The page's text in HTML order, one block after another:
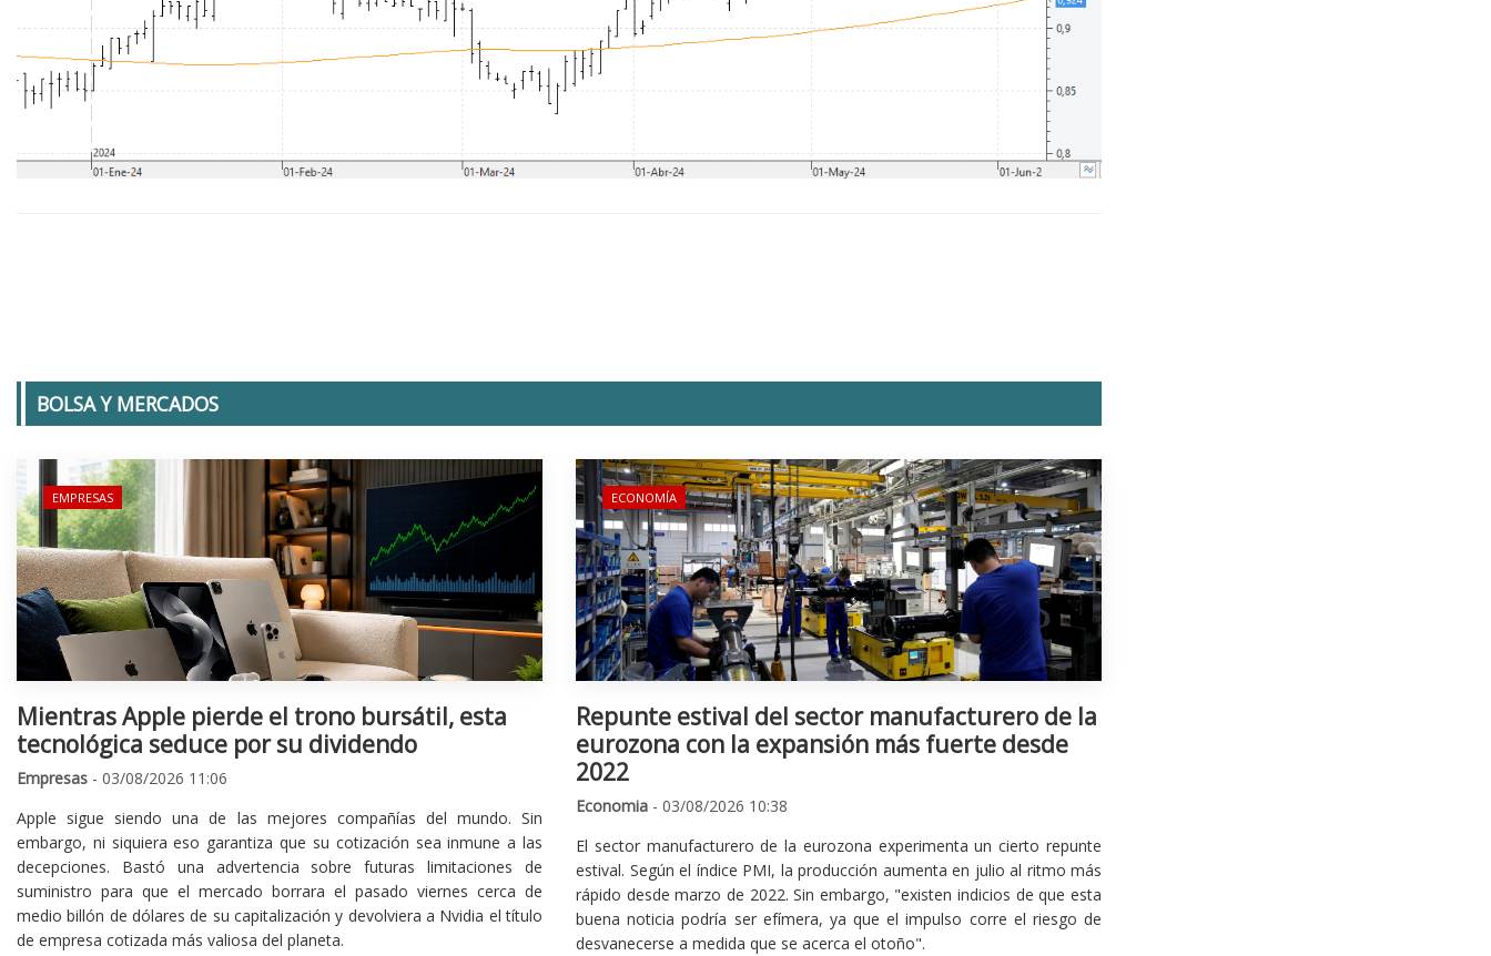
BOLSA Y MERCADOS
EMPRESAS
Mientras Apple pierde el trono bursátil, esta
tecnológica seduce por su dividendo
Empresas - 03/08/2026 11:06
Apple sigue siendo una de las mejores compañías del mundo. Sin
embargo, ni siquiera eso garantiza que su cotización sea inmune a las
decepciones. Bastó una advertencia sobre futuras limitaciones de
suministro para que el mercado borrara el pasado viernes cerca de
medio billón de dólares de su capitalización y devolviera a Nvidia el título
de empresa cotizada más valiosa del planeta.
ECONOMÍA
Repunte estival del sector manufacturero de la
eurozona con la expansión más fuerte desde
2022
Economia - 03/08/2026 10:38
El sector manufacturero de la eurozona experimenta un cierto repunte
estival. Según el índice PMI, la producción aumenta en julio al ritmo más
rápido desde marzo de 2022. Sin embargo, "existen indicios de que esta
buena noticia podría ser efímera, ya que el impulso corre el riesgo de
desvanecerse a medida que se acerca el otoño".